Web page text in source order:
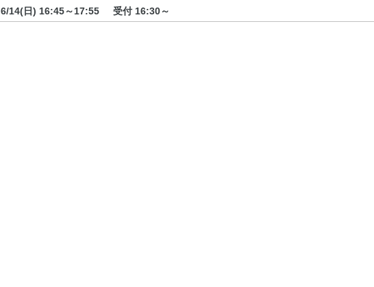
6/14(日) 16:45～17:55 受付 16:30～